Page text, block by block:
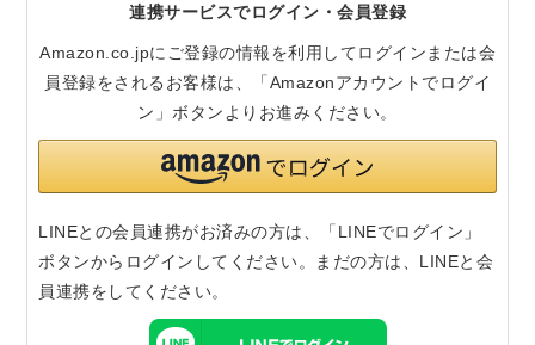
連携サービスでログイン・会員登録
Amazon.co.jpにご登録の情報を利用してログインまたは会
員登録をされるお客様は、「Amazonアカウントでログイ
ン」ボタンよりお進みください。
LINEとの会員連携がお済みの方は、「LINEでログイン」
ボタンからログインしてください。まだの方は、 LINEと会
員連携をしてください。